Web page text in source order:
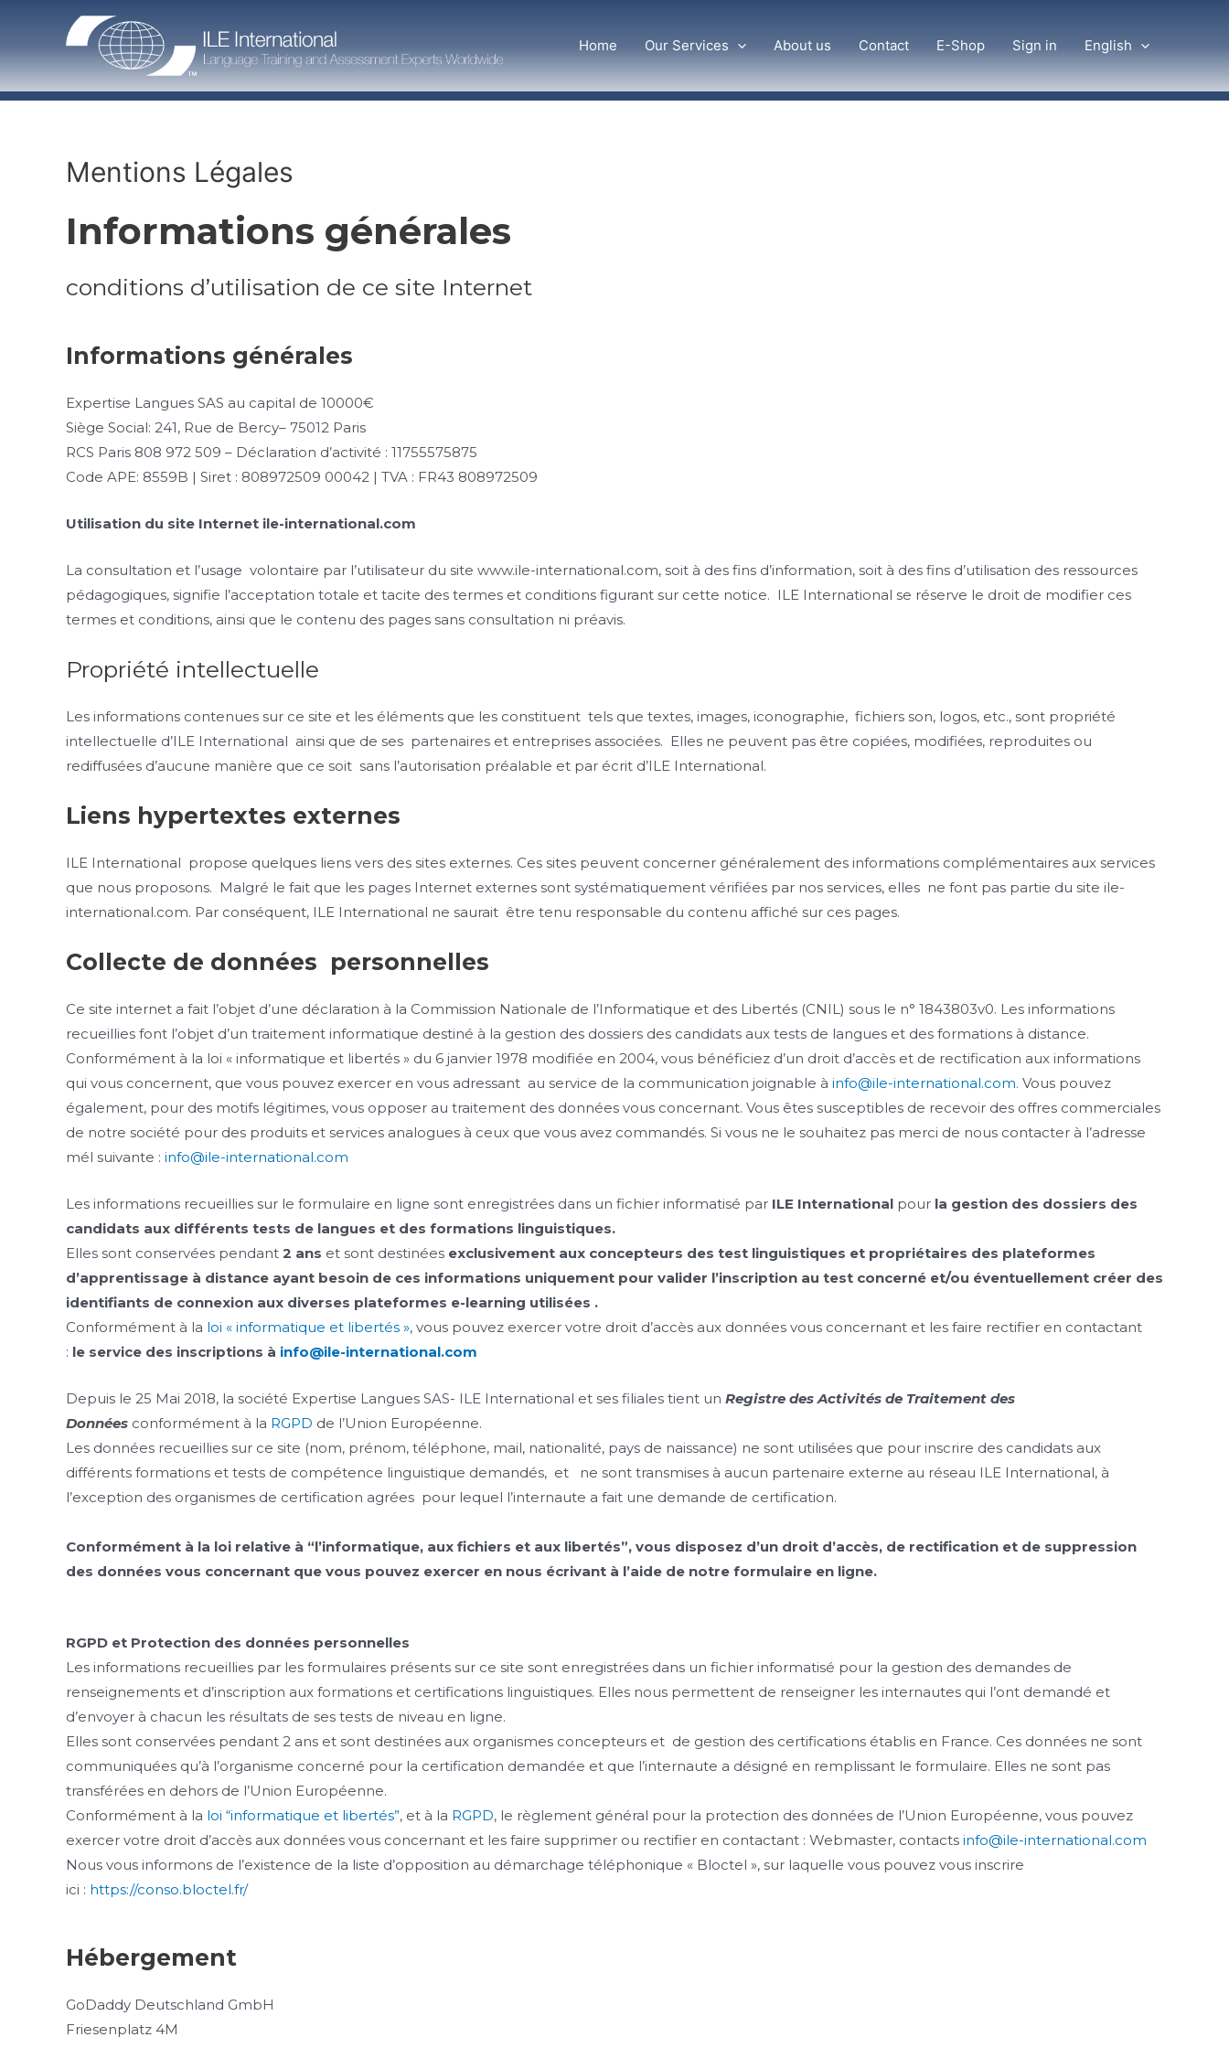
content
Home Our Services About us Contact E-Shop Sign in English
Mentions Légales
Informations générales
conditions d’utilisation de ce site Internet
Informations générales
Expertise Langues SAS au capital de 10000€
Siège Social: 241, Rue de Bercy– 75012 Paris
RCS Paris 808 972 509 – Déclaration d’activité : 11755575875
Code APE: 8559B | Siret : 808972509 00042 | TVA : FR43 808972509
Utilisation du site Internet ile-international.com
La consultation et l’usage volontaire par l’utilisateur du site www.ile-international.com, soit à des fins d’information, soit à des fins d’utilisation des ressources
pédagogiques, signifie l’acceptation totale et tacite des termes et conditions figurant sur cette notice. ILE International se réserve le droit de modifier ces
termes et conditions, ainsi que le contenu des pages sans consultation ni préavis.
Propriété intellectuelle
Les informations contenues sur ce site et les éléments que les constituent tels que textes, images, iconographie, fichiers son, logos, etc., sont propriété
intellectuelle d’ILE International ainsi que de ses partenaires et entreprises associées. Elles ne peuvent pas être copiées, modifiées, reproduites ou
rediffusées d’aucune manière que ce soit sans l’autorisation préalable et par écrit d’ILE International.
Liens hypertextes externes
ILE International propose quelques liens vers des sites externes. Ces sites peuvent concerner généralement des informations complémentaires aux services
que nous proposons. Malgré le fait que les pages Internet externes sont systématiquement vérifiées par nos services, elles ne font pas partie du site ile-
international.com. Par conséquent, ILE International ne saurait être tenu responsable du contenu affiché sur ces pages.
Collecte de données personnelles
Ce site internet a fait l’objet d’une déclaration à la Commission Nationale de l’Informatique et des Libertés (CNIL) sous le n° 1843803v0. Les informations
recueillies font l’objet d’un traitement informatique destiné à la gestion des dossiers des candidats aux tests de langues et des formations à distance.
Conformément à la loi « informatique et libertés » du 6 janvier 1978 modifiée en 2004, vous bénéficiez d’un droit d’accès et de rectification aux informations
qui vous concernent, que vous pouvez exercer en vous adressant au service de la communication joignable à info@ile-international.com. Vous pouvez
également, pour des motifs légitimes, vous opposer au traitement des données vous concernant. Vous êtes susceptibles de recevoir des offres commerciales
de notre société pour des produits et services analogues à ceux que vous avez commandés. Si vous ne le souhaitez pas merci de nous contacter à l’adresse
mél suivante : info@ile-international.com
Les informations recueillies sur le formulaire en ligne sont enregistrées dans un fichier informatisé par ILE International pour la gestion des dossiers des
candidats aux différents tests de langues et des formations linguistiques.
Elles sont conservées pendant 2 ans et sont destinées exclusivement aux concepteurs des test linguistiques et propriétaires des plateformes
d’apprentissage à distance ayant besoin de ces informations uniquement pour valider l’inscription au test concerné et/ou éventuellement créer des
identifiants de connexion aux diverses plateformes e-learning utilisées .
Conformément à la loi « informatique et libertés », vous pouvez exercer votre droit d’accès aux données vous concernant et les faire rectifier en contactant
: le service des inscriptions à info@ile-international.com
Depuis le 25 Mai 2018, la société Expertise Langues SAS- ILE International et ses filiales tient un Registre des Activités de Traitement des
Données conformément à la RGPD de l’Union Européenne.
Les données recueillies sur ce site (nom, prénom, téléphone, mail, nationalité, pays de naissance) ne sont utilisées que pour inscrire des candidats aux
différents formations et tests de compétence linguistique demandés, et ne sont transmises à aucun partenaire externe au réseau ILE International, à
l’exception des organismes de certification agrées pour lequel l’internaute a fait une demande de certification.
Conformément à la loi relative à “l’informatique, aux fichiers et aux libertés”, vous disposez d’un droit d’accès, de rectification et de suppression
des données vous concernant que vous pouvez exercer en nous écrivant à l’aide de notre formulaire en ligne.
RGPD et Protection des données personnelles
Les informations recueillies par les formulaires présents sur ce site sont enregistrées dans un fichier informatisé pour la gestion des demandes de
renseignements et d’inscription aux formations et certifications linguistiques. Elles nous permettent de renseigner les internautes qui l’ont demandé et
d’envoyer à chacun les résultats de ses tests de niveau en ligne.
Elles sont conservées pendant 2 ans et sont destinées aux organismes concepteurs et de gestion des certifications établis en France. Ces données ne sont
communiquées qu’à l’organisme concerné pour la certification demandée et que l’internaute a désigné en remplissant le formulaire. Elles ne sont pas
transférées en dehors de l’Union Européenne.
Conformément à la loi “informatique et libertés”, et à la RGPD, le règlement général pour la protection des données de l’Union Européenne, vous pouvez
exercer votre droit d’accès aux données vous concernant et les faire supprimer ou rectifier en contactant : Webmaster, contacts info@ile-international.com
Nous vous informons de l’existence de la liste d’opposition au démarchage téléphonique « Bloctel », sur laquelle vous pouvez vous inscrire
ici : https://conso.bloctel.fr/
Hébergement
GoDaddy Deutschland GmbH
Friesenplatz 4M